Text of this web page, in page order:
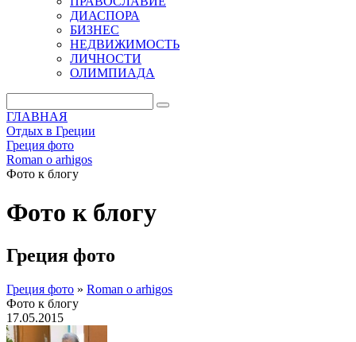
ДИАСПОРА
БИЗНЕС
НЕДВИЖИМОСТЬ
ЛИЧНОСТИ
ОЛИМПИАДА
ГЛАВНАЯ
Отдых в Греции
Греция фото
Roman o arhigos
Фото к блогу
Фото к блогу
Греция фото
Греция фото » Roman o arhigos
Фото к блогу
17.05.2015